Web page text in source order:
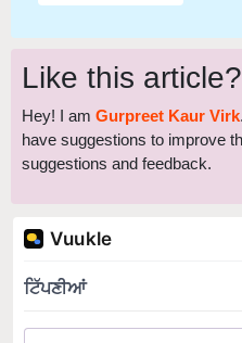
Like this article?
Hey! I am Gurpreet Kaur Virk
have suggestions to improve
suggestions and feedback.